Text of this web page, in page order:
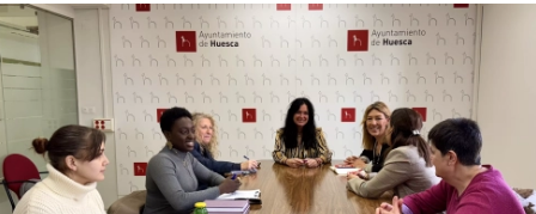
SOCIEDAD
OPINIÓN
VÍDEOS
CONTACTAR